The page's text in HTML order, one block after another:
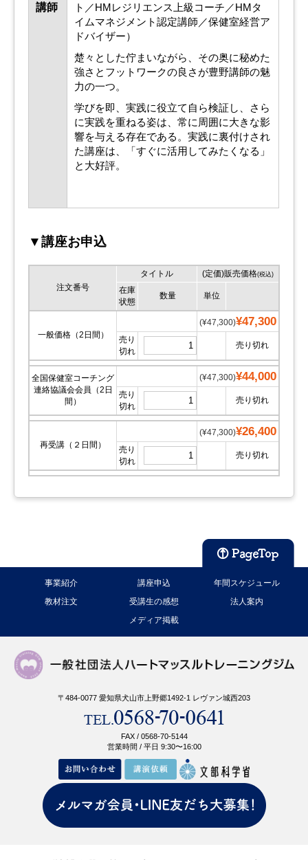
講師
ト／HMレジリエンス上級コーチ／HMタ
イムマネジメント認定講師／保健室経営ア
ドバイザー）
楚々とした佇まいながら、その奥に秘めた
強さとフットワークの良さが豊野講師の魅
力の一つ。
学びを即、実践に役立て自ら検証し、さら
に実践を重ねる姿は、常に周囲に大きな影
響を与える存在である。実践に裏付けされ
た講座は、「すぐに活用してみたくなる」
と大好評。
▼講座お申込
注文番号
タイトル (定価)販売価格(税込)
在庫
状態
数量 単位
一般価格（2日間）
(¥47,300)¥47,300
売り
切れ
売り切れ
全国保健室コーチング
連絡協議会会員（2日
間）
(¥47,300)¥44,000
売り
切れ
売り切れ
再受講（２日間）
(¥47,300)¥26,400
売り
切れ
売り切れ
事業紹介 講座申込
年間スケジュール
教材注文
受講生の感想
法人案内
メディア掲載
〒484-0077 愛知県犬山市上野郷1492-1 レヴァン城西203
FAX / 0568-70-5144
営業時間 / 平日 9:30〜16:00